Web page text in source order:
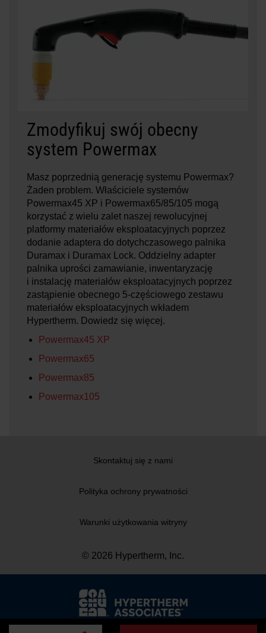
Zmodyfikuj swój obecny
system Powermax
Masz poprzednią generację systemu Powermax?
Żaden problem. Właściciele systemów
Powermax45 XP i Powermax65/85/105 mogą
korzystać z wielu zalet naszej rewolucyjnej
platformy materiałów eksploatacyjnych poprzez
dodanie adaptera do dotychczasowego palnika
Duramax i Duramax Lock. Oddzielny adapter
palnika uprości zamawianie, inwentaryzację
i instalację materiałów eksploatacyjnych poprzez
zastąpienie obecnego 5-częściowego zestawu
materiałów eksploatacyjnych wkładem
Hypertherm. Dowiedz się więcej.
Powermax45 XP
Powermax65
Powermax85
Powermax105
Skontaktuj się z nami
Polityka ochrony prywatności
Warunki użytkowania witryny
© 2026 Hypertherm, Inc.